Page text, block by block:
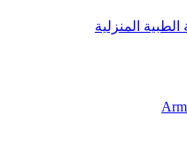
المنزلية